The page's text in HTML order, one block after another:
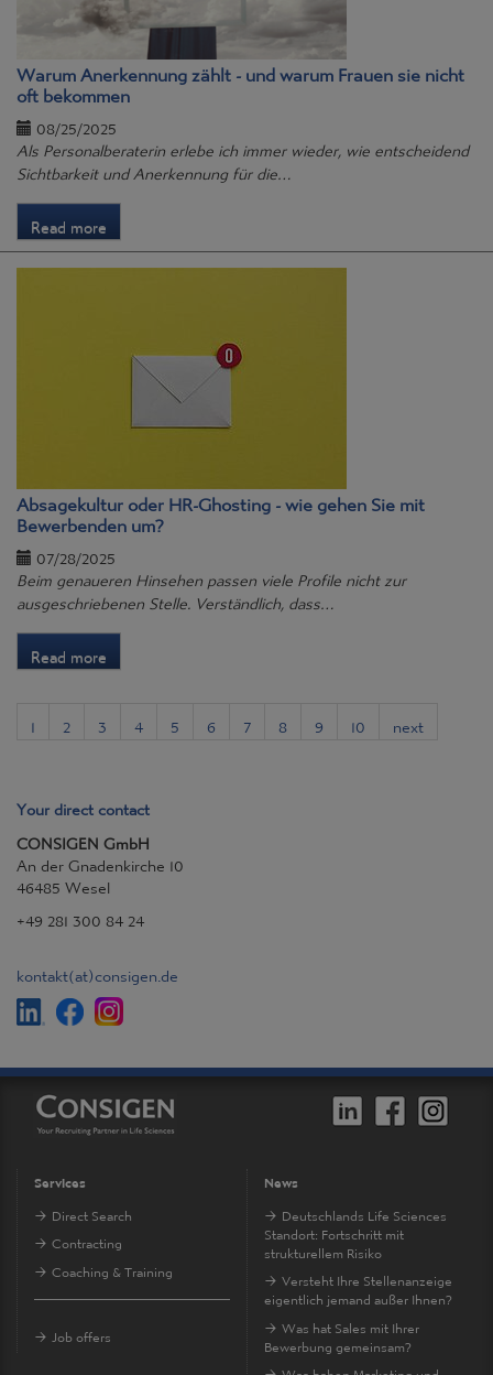
Warum Anerkennung zählt - und warum Frauen sie nicht
oft bekommen
08/25/2025
Als Personalberaterin erlebe ich immer wieder, wie entscheidend
Sichtbarkeit und Anerkennung für die…
Read more
Absagekultur oder HR-Ghosting - wie gehen Sie mit
Bewerbenden um?
07/28/2025
Beim genaueren Hinsehen passen viele Profile nicht zur
ausgeschriebenen Stelle. Verständlich, dass…
Read more
1
2 3 4 5 6 7 8 9 10 next
Your direct contact
CONSIGEN GmbH
An der Gnadenkirche 10
46485 Wesel
+49 281 300 84 24
kontakt(at)consigen.de
Services
Direct Search
Contracting
Coaching & Training
Job offers
News
Deutschlands Life Sciences
Standort: Fortschritt mit
strukturellem Risiko
Versteht Ihre Stellenanzeige
eigentlich jemand außer Ihnen?
Was hat Sales mit Ihrer
Bewerbung gemeinsam?